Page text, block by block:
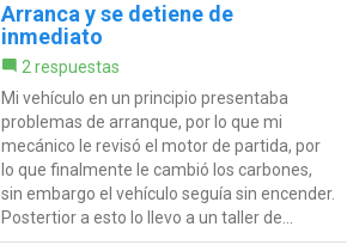
Arranca y se detiene de
inmediato
2 respuestas
Mi vehículo en un principio presentaba
problemas de arranque, por lo que mi
mecánico le revisó el motor de partida, por
lo que finalmente le cambió los carbones,
sin embargo el vehículo seguía sin encender.
Postertior a esto lo llevo a un taller de...